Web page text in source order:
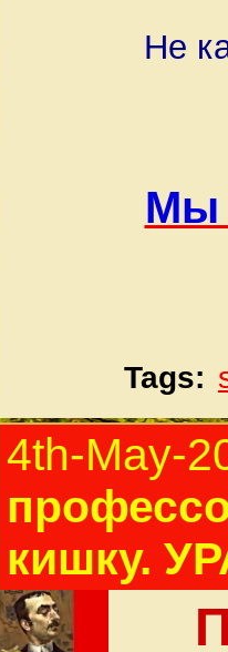
Не
Мы
Tags:
4th-May-
кишку.